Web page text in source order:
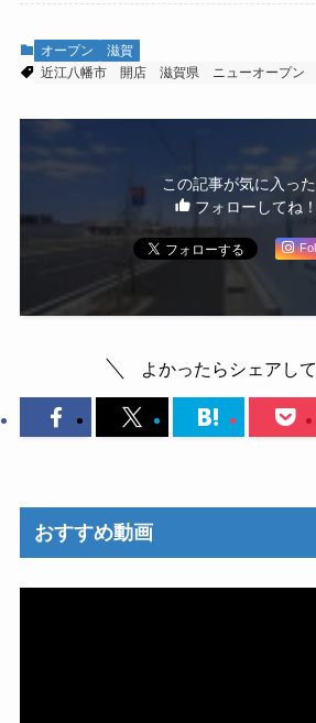
オープン
滋賀
近江八幡市
開店 滋賀県 ニューオープン
この記事が気に入っ
フォローしてね！
よかったらシェアして
おすすめ動画